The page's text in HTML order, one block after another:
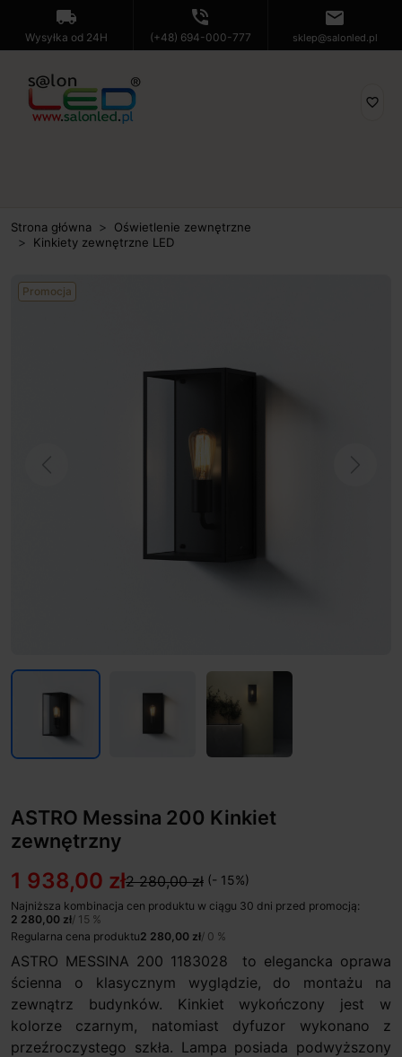
local_shipping
Wysyłka od 24H
phone_in_talk
(+48) 694-000-777
mail
sklep@salonled.pl
favorite_border
Strona główna
Oświetlenie zewnętrzne
Kinkiety zewnętrzne LED
Promocja
ASTRO Messina 200 Kinkiet
zewnętrzny
1 938,00 zł2 280,00 zł (- 15%)
Najniższa kombinacja cen produktu w ciągu 30 dni przed promocją:
2 280,00 zł/ 15 %
Regularna cena produktu2 280,00 zł/ 0 %
ASTRO MESSINA 200 1183028 to elegancka oprawa
ścienna o klasycznym wyglądzie, do montażu na
zewnątrz budynków. Kinkiet wykończony jest w
kolorze czarnym, natomiast dyfuzor wykonano z
przeźroczystego szkła. Lampa posiada podwyższony